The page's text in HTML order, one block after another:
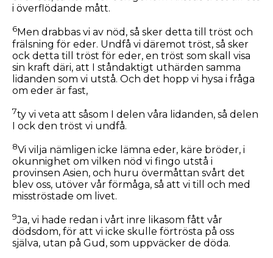
i överflödande mått.
6Men drabbas vi av nöd, så sker detta till tröst och
frälsning för eder. Undfå vi däremot tröst, så sker
ock detta till tröst för eder, en tröst som skall visa
sin kraft däri, att I ståndaktigt uthärden samma
lidanden som vi utstå. Och det hopp vi hysa i fråga
om eder är fast,
7ty vi veta att såsom I delen våra lidanden, så delen
I ock den tröst vi undfå.
8Vi vilja nämligen icke lämna eder, käre bröder, i
okunnighet om vilken nöd vi fingo utstå i
provinsen Asien, och huru övermåttan svårt det
blev oss, utöver vår förmåga, så att vi till och med
misströstade om livet.
9Ja, vi hade redan i vårt inre likasom fått vår
dödsdom, för att vi icke skulle förtrösta på oss
själva, utan på Gud, som uppväcker de döda.